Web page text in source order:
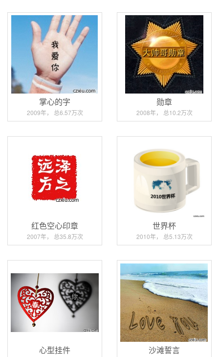
掌心的字
2009年， 总6.57万次
勋章
2008年， 总10.2万次
红色空心印章
2007年， 总35.8万次
世界杯
2010年， 总5.13万次
心型挂件 沙滩誓言